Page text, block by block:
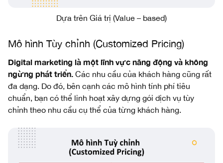
Dựa trên Giá trị (Value – based)
Mô hình Tùy chỉnh (Customized Pricing)
Digital marketing là một lĩnh vực năng động và không
ngừng phát triển. Các nhu cầu của khách hàng cũng rất
đa dạng. Do đó, bên cạnh các mô hình tính phí tiêu
chuẩn, bạn có thể linh hoạt xây dựng gói dịch vụ tùy
chỉnh theo nhu cầu cụ thể của từng khách hàng.